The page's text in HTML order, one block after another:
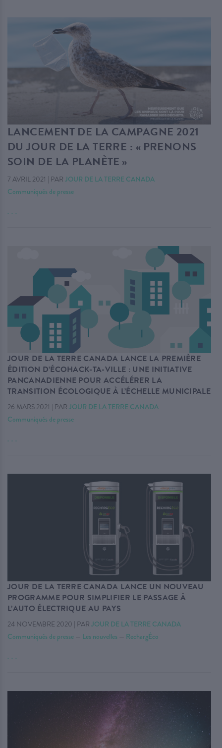
LANCEMENT DE LA CAMPAGNE 2021
DU JOUR DE LA TERRE : « PRENONS
SOIN DE LA PLANÈTE »
7 AVRIL 2021 | PAR JOUR DE LA TERRE CANADA
Communiqués de presse
. . .
JOUR DE LA TERRE CANADA LANCE LA PREMIÈRE
ÉDITION D’ÉCOHACK-TA-VILLE : UNE INITIATIVE
PANCANADIENNE POUR ACCÉLÉRER LA
TRANSITION ÉCOLOGIQUE À L’ÉCHELLE MUNICIPALE
26 MARS 2021 | PAR JOUR DE LA TERRE CANADA
Communiqués de presse
. . .
JOUR DE LA TERRE CANADA LANCE UN NOUVEAU
PROGRAMME POUR SIMPLIFIER LE PASSAGE À
L’AUTO ÉLECTRIQUE AU PAYS
24 NOVEMBRE 2020 | PAR JOUR DE LA TERRE CANADA
Communiqués de presse — Les nouvelles — RechargÉco
. . .